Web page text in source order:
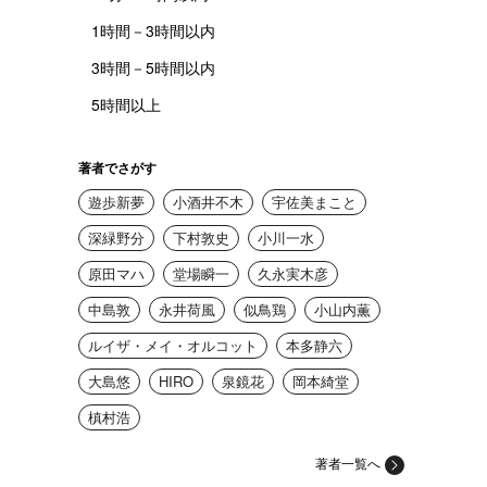
1時間－3時間以内
3時間－5時間以内
5時間以上
著者でさがす
遊歩新夢 小酒井不木
宇佐美まこと
深緑野分
下村敦史
小川一水
原田マハ
堂場瞬一
久永実木彦
中島敦
永井荷風 似鳥鶏
小山内薫
ルイザ・メイ・オルコット
本多静六
大島悠
HIRO 泉鏡花
岡本綺堂
槙村浩
著者一覧へ